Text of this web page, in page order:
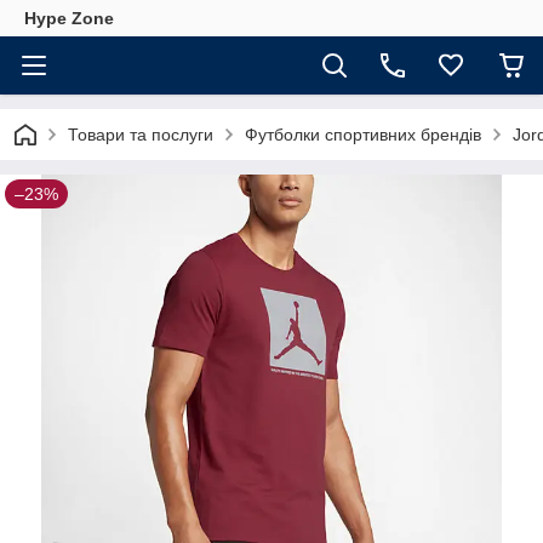
Hype Zone
Товари та послуги Футболки спортивних брендів
–23%